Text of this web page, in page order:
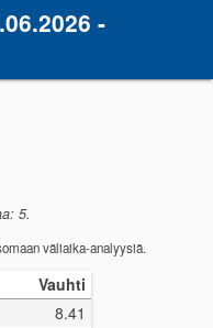
-
5.
väliaika-analyysiä.
Vauhti
8.41